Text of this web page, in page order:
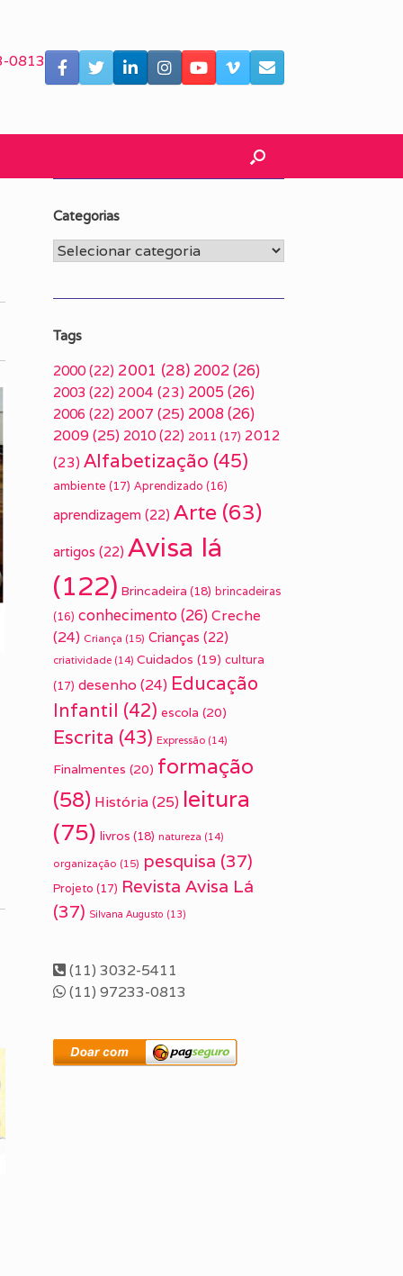
0813
Categorias
Categorias
Tags
2000 (22) 2001 (28) 2002(26)
2003 (22) 2004 (23) 2005 (26)
2006 (22) 2007 (25) 2008(26)
2009(25) 2010 (22) 2011 (17) 2012
(23) Alfabetização (45)
ambiente (17) Aprendizado (16)
aprendizagem (22) Arte (63)
artigos (22) Avisa lá
(122) Brincadeira (18) brincadeiras
(16) conhecimento(26) Creche
(24) Criança (15) Crianças (22)
criatividade (14) Cuidados (19) cultura
(17) desenho (24) Educação
Infantil (42) escola (20)
Escrita (43) Expressão (14)
Finalmentes (20) formação
(58) História(25) leitura
(75) livros (18) natureza (14)
organização (15) pesquisa (37)
Projeto (17) Revista Avisa Lá
(37) Silvana Augusto (13)
(11) 3032-5411
(11) 97233-0813